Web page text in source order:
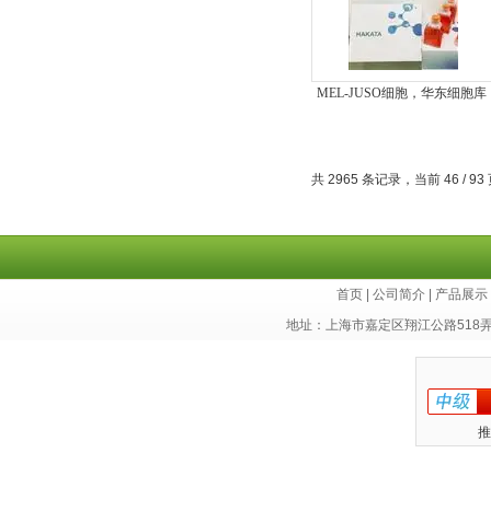
MEL-JUSO细胞，华东细胞库
共 2965 条记录，当前 46 /
首页 公司简介 产品展示
地址：上海市嘉定区翔江公路518